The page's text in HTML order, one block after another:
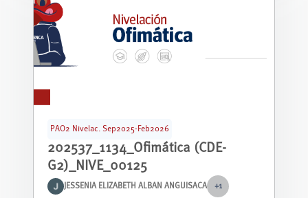
PAO2 Nivelac. Sep2025-Feb2026
202537_1134_Ofimática (CDE-
G2)_NIVE_00125
JESSENIA ELIZABETH ALBAN ANGUISACA +1